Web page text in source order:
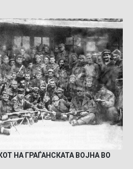
НА ГРАЃАНСКАТА ВОЈНА ВО